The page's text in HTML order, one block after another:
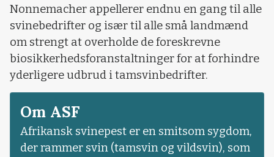
Nonnemacher appellerer endnu en gang til alle
svinebedrifter og især til alle små landmænd
om strengt at overholde de foreskrevne
biosikkerhedsforanstaltninger for at forhindre
yderligere udbrud i tamsvinbedrifter.
Om ASF
Afrikansk svinepest er en smitsom sygdom,
der rammer svin (tamsvin og vildsvin), som